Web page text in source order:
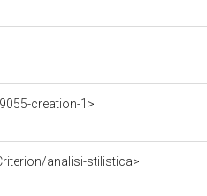
creation-1>
analisi-stilistica>